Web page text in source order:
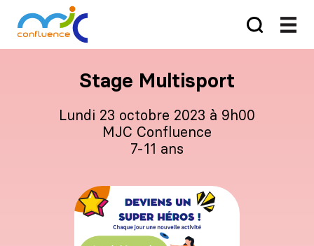
Stage Multisport
lundi 23 octobre 2023 à 9h00
MJC Confluence
7-11 ans